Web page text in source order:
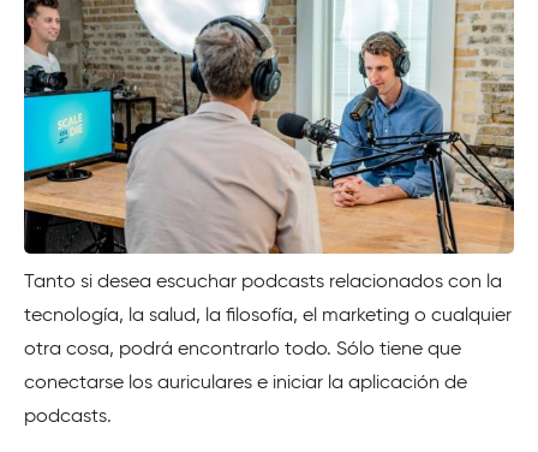
Tanto si desea escuchar podcasts relacionados con la
tecnología, la salud, la filosofía, el marketing o cualquier
otra cosa, podrá encontrarlo todo. Sólo tiene que
conectarse los auriculares e iniciar la aplicación de
podcasts.